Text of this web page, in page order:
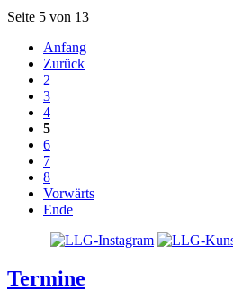
Seite 5 von 13
Anfang
Zurück
2
3
4
5
6
7
8
Vorwärts
Ende
Termine